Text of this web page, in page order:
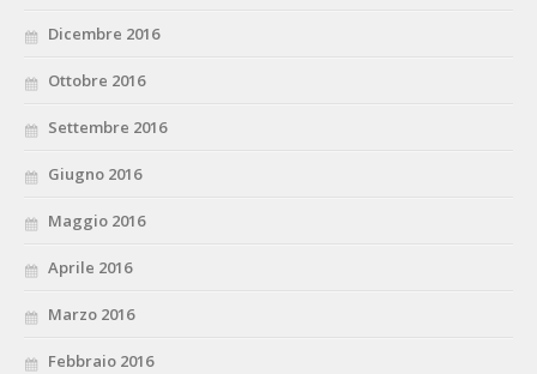
Dicembre 2016
Ottobre 2016
Settembre 2016
Giugno 2016
Maggio 2016
Aprile 2016
Marzo 2016
Febbraio 2016